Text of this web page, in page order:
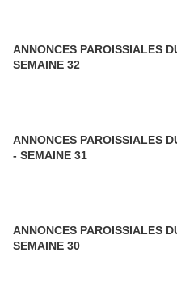
ANNONCES PAROISSIALES
SEMAINE 32
ANNONCES PAROISSIALES
- SEMAINE 31
ANNONCES PAROISSIALES
SEMAINE 30